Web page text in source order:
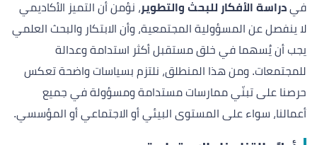
في دراسة الأفكار للبحث والتطوير، نؤمن أن التميز الأكاديمي
لا ينفصل عن المسؤولية المجتمعية، وأن الابتكار والبحث العلمي
يجب أن يُسهما في خلق مستقبل أكثر استدامة وعدالة
للمجتمعات. ومن هذا المنطلق، نلتزم بسياسات واضحة تعكس
حرصنا على تبنّي ممارسات مستدامة ومسؤولة في جميع
أعمالنا، سواء على المستوى البيئي أو الاجتماعي أو المؤسسي.